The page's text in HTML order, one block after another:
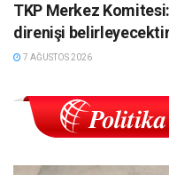
TKP Merkez
direnişi
7 AĞUSTOS 2026